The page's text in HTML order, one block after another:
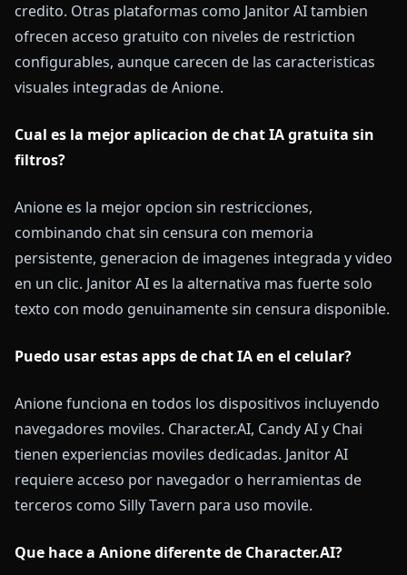
credito. Otras plataformas como Janitor AI tambien
ofrecen acceso gratuito con niveles de restriction
configurables, aunque carecen de las caracteristicas
visuales integradas de Anione.
Cual es la mejor aplicacion de chat IA gratuita sin
filtros?
Anione es la mejor opcion sin restricciones,
combinando chat sin censura con memoria
persistente, generacion de imagenes integrada y video
en un clic. Janitor AI es la alternativa mas fuerte solo
texto con modo genuinamente sin censura disponible.
Puedo usar estas apps de chat IA en el celular?
Anione funciona en todos los dispositivos incluyendo
navegadores moviles. Character.AI, Candy AI y Chai
tienen experiencias moviles dedicadas. Janitor AI
requiere acceso por navegador o herramientas de
terceros como Silly Tavern para uso movile.
Que hace a Anione diferente de Character.AI?